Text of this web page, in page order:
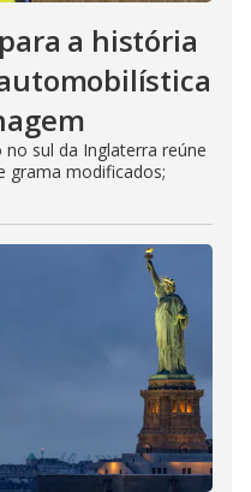
a história
sul da Inglaterra reúne
grama modificados;